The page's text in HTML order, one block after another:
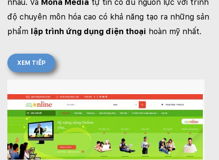
nhau. Và Mona Media tự tin có đủ nguồn lực với trình
độ chuyên môn hóa cao có khả năng tạo ra những sản
phẩm lập trình ứng dụng điện thoại hoàn mỹ nhất.
XEM TIẾP